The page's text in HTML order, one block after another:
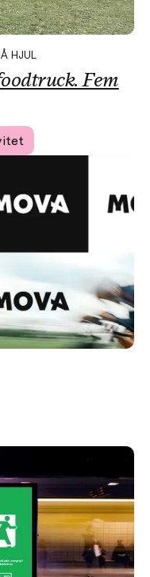
HJUL
Fem